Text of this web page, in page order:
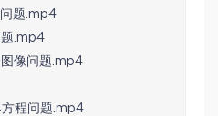
题.mp4
.mp4
像问题.mp4
方程问题.mp4